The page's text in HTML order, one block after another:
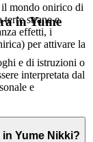
mondo onirico di
strane e
effetti, i
per attivare la
in Yume
e di istruzioni o
interpretata dal
e
Yume Nikki?